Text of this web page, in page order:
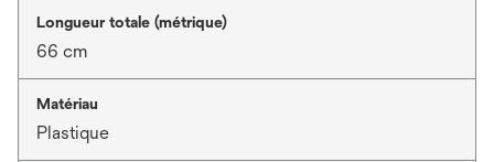
Longueur totale (métrique)
66 cm
Matériau
Plastique